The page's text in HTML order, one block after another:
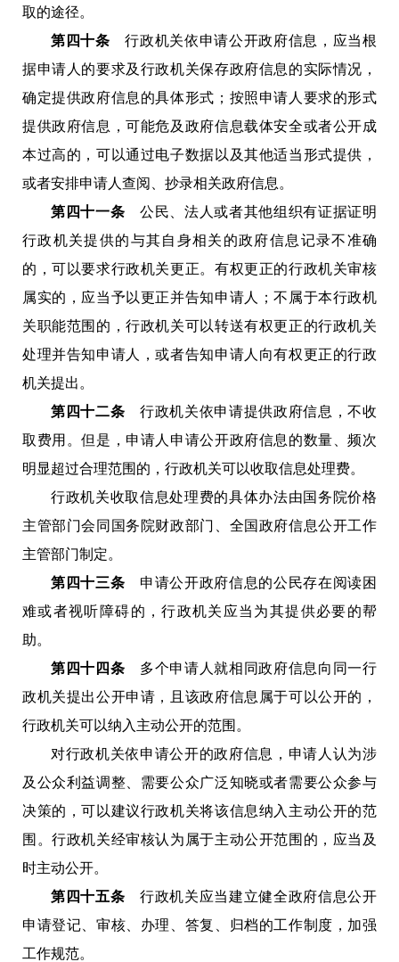
取的途径。
第四十条
行政机关依申请公开政府信息，应当根
据申请人的要求及行政机关保存政府信息的实际情况，
确定提供政府信息的具体形式；按照申请人要求的形式
提供政府信息，可能危及政府信息载体安全或者公开成
本过高的，可以通过电子数据以及其他适当形式提供，
或者安排申请人查阅、抄录相关政府信息。
第四十一条
公民、法人或者其他组织有证据证明
行政机关提供的与其自身相关的政府信息记录不准确
的，可以要求行政机关更正。有权更正的行政机关审核
属实的，应当予以更正并告知申请人；不属于本行政机
关职能范围的，行政机关可以转送有权更正的行政机关
处理并告知申请人，或者告知申请人向有权更正的行政
机关提出。
第四十二条
行政机关依申请提供政府信息，不收
取费用。但是，申请人申请公开政府信息的数量、频次
明显超过合理范围的，行政机关可以收取信息处理费。
行政机关收取信息处理费的具体办法由国务院价格
主管部门会同国务院财政部门、全国政府信息公开工作
主管部门制定。
第四十三条
申请公开政府信息的公民存在阅读困
难或者视听障碍的，行政机关应当为其提供必要的帮
助。
第四十四条
多个申请人就相同政府信息向同一行
政机关提出公开申请，且该政府信息属于可以公开的，
行政机关可以纳入主动公开的范围。
对行政机关依申请公开的政府信息，申请人认为涉
及公众利益调整、需要公众广泛知晓或者需要公众参与
决策的，可以建议行政机关将该信息纳入主动公开的范
围。行政机关经审核认为属于主动公开范围的，应当及
时主动公开。
第四十五条
行政机关应当建立健全政府信息公开
申请登记、审核、办理、答复、归档的工作制度，加强
工作规范。